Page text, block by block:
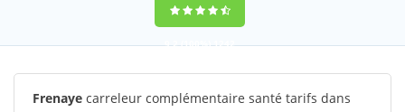
9,2(100%)1242
votes
Frenaye carreleur complémentaire santé tarifs dans